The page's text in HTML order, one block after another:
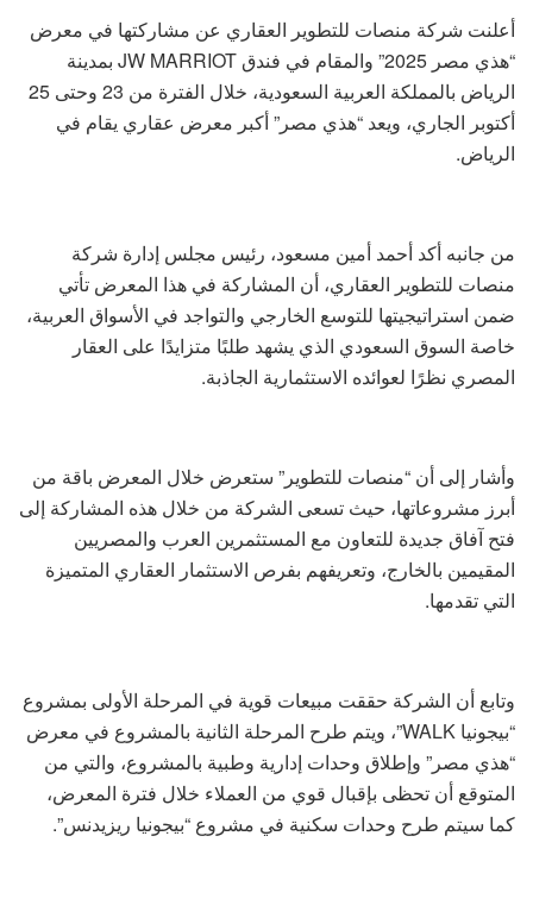
أعلنت شركة منصات للتطوير العقاري عن مشاركتها في معرض
“هذي مصر 2025” والمقام في فندق JW MARRIOT بمدينة
الرياض بالمملكة العربية السعودية، خلال الفترة من 23 وحتى 25
أكتوبر الجاري، ويعد “هذي مصر” أكبر معرض عقاري يقام في
الرياض.
من جانبه أكد أحمد أمين مسعود، رئيس مجلس إدارة شركة
منصات للتطوير العقاري، أن المشاركة في هذا المعرض تأتي
ضمن استراتيجيتها للتوسع الخارجي والتواجد في الأسواق العربية،
خاصة السوق السعودي الذي يشهد طلبًا متزايدًا على العقار
المصري نظرًا لعوائده الاستثمارية الجاذبة.
وأشار إلى أن “منصات للتطوير” ستعرض خلال المعرض باقة من
أبرز مشروعاتها، حيث تسعى الشركة من خلال هذه المشاركة إلى
فتح آفاق جديدة للتعاون مع المستثمرين العرب والمصريين
المقيمين بالخارج، وتعريفهم بفرص الاستثمار العقاري المتميزة
التي تقدمها.
وتابع أن الشركة حققت مبيعات قوية في المرحلة الأولى بمشروع
“بيجونيا WALK”، ويتم طرح المرحلة الثانية بالمشروع في معرض
“هذي مصر” وإطلاق وحدات إدارية وطبية بالمشروع، والتي من
المتوقع أن تحظى بإقبال قوي من العملاء خلال فترة المعرض،
كما سيتم طرح وحدات سكنية في مشروع “بيجونيا ريزيدنس”.